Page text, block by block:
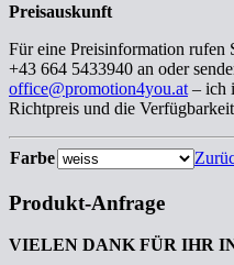
Preisauskunft
Für eine Preisinformation rufen
+43 664 5433940 an oder
office@promotion4you.at – ich
Richtpreis und die
Farbe
Produkt-Anfrage
VIELEN DANK FÜR IHR